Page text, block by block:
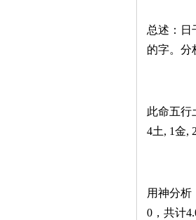
总述：日
的字。分
此命五行
4土, 1金,
用神分析
0，共计